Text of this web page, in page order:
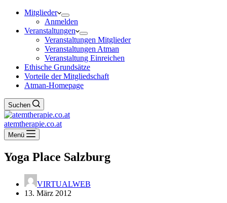
Mitglieder
Anmelden
Veranstaltungen
Veranstaltungen Mitglieder
Veranstaltungen Atman
Veranstaltung Einreichen
Ethische Grundsätze
Vorteile der Mitgliedschaft
Atman-Homepage
Suchen
atemtherapie.co.at
Menü
Yoga Place Salzburg
VIRTUALWEB
13. März 2012